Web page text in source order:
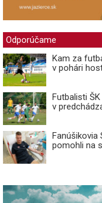
Odporúčame
Kam za
v pohári
Futbalisti
v
Fanúšikovia
pomohli na